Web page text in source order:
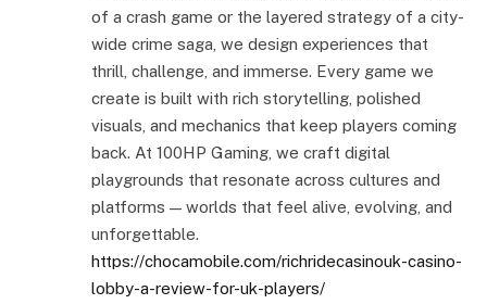
of a crash game or the layered strategy of a city-
wide crime saga, we design experiences that
thrill, challenge, and immerse. Every game we
create is built with rich storytelling, polished
visuals, and mechanics that keep players coming
back. At 100HP Gaming, we craft digital
playgrounds that resonate across cultures and
platforms — worlds that feel alive, evolving, and
unforgettable.
https://chocamobile.com/richridecasinouk-casino-
lobby-a-review-for-uk-players/